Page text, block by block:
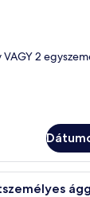
VAGY 2